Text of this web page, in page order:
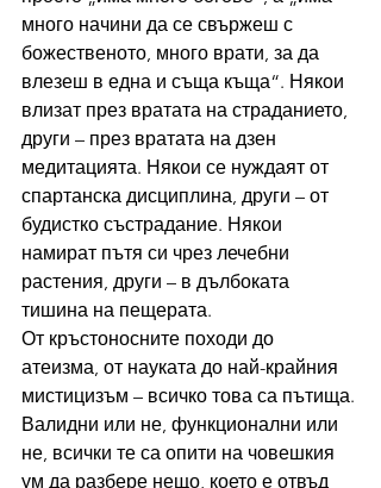
много начини да се свържеш с
божественото, много врати, за да
влезеш в една и съща къща“. Някои
влизат през вратата на страданието,
други – през вратата на дзен
медитацията. Някои се нуждаят от
спартанска дисциплина, други – от
будистко състрадание. Някои
намират пътя си чрез лечебни
растения, други – в дълбоката
тишина на пещерата.
От кръстоносните походи до
атеизма, от науката до най-крайния
мистицизъм – всичко това са пътища.
Валидни или не, функционални или
не, всички те са опити на човешкия
ум да разбере нещо, което е отвъд